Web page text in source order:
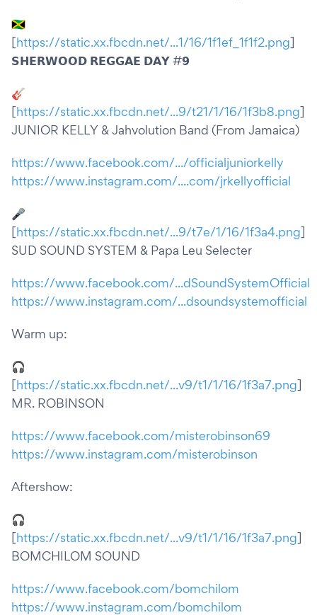
🇯🇲
[https://static.xx.fbcdn.net/...1/16/1f1ef_1f1f2.png]
𝗦𝗛𝗘𝗥𝗪𝗢𝗢𝗗 𝗥𝗘𝗚𝗚𝗔𝗘 𝗗𝗔𝗬 #𝟵
🎸
[https://static.xx.fbcdn.net/...9/t21/1/16/1f3b8.png]
JUNIOR KELLY & Jahvolution Band (From Jamaica)
https://www.facebook.com/.../officialjuniorkelly
https://www.instagram.com/....com/jrkellyofficial
🎤
[https://static.xx.fbcdn.net/...9/t7e/1/16/1f3a4.png]
SUD SOUND SYSTEM & Papa Leu Selecter
https://www.facebook.com/...dSoundSystemOfficial
https://www.instagram.com/...dsoundsystemofficial
Warm up:
🎧
[https://static.xx.fbcdn.net/...v9/t1/1/16/1f3a7.png]
MR. ROBINSON
https://www.facebook.com/misterobinson69
https://www.instagram.com/misterobinson
Aftershow:
🎧
[https://static.xx.fbcdn.net/...v9/t1/1/16/1f3a7.png]
BOMCHILOM SOUND
https://www.facebook.com/bomchilom
https://www.instagram.com/bomchilom